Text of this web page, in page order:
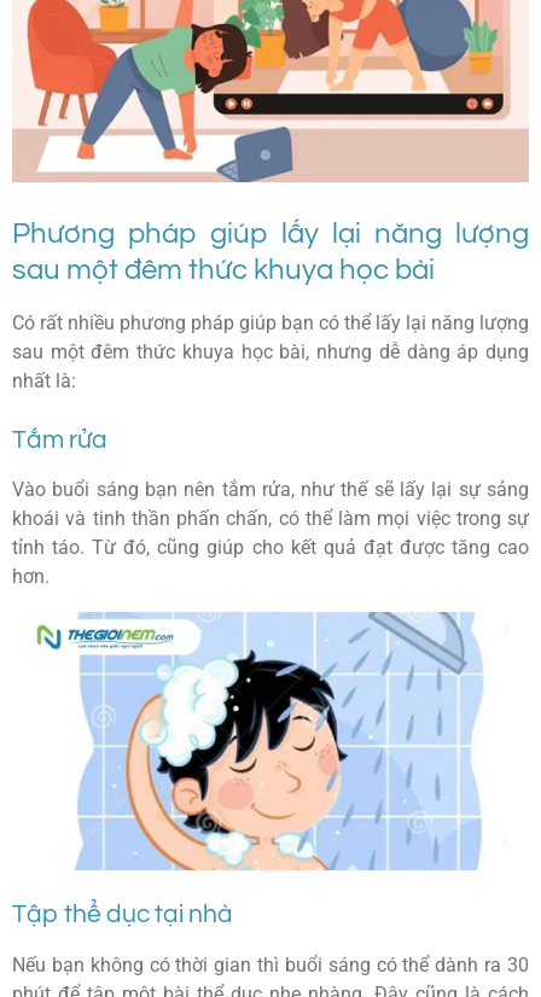
Phương pháp giúp lấy lại năng lượng
sau một đêm thức khuya học bài
Có rất nhiều phương pháp giúp bạn có thể lấy lại năng lượng
sau một đêm thức khuya học bài, nhưng dễ dàng áp dụng
nhất là:
Tắm rửa
Vào buổi sáng bạn nên tắm rửa, như thế sẽ lấy lại sự sảng
khoái và tinh thần phấn chấn, có thể làm mọi việc trong sự
tỉnh táo. Từ đó, cũng giúp cho kết quả đạt được tăng cao
hơn.
Tập thể dục tại nhà
Nếu bạn không có thời gian thì buổi sáng có thể dành ra 30